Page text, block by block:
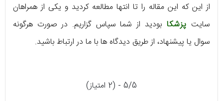
از این که این مقاله را تا انتها مطالعه کردید و یکی از همراهان
سایت پزشکابودید از شما سپاس گزاریم. در صورت هرگونه
سوال یا پیشنهاد، از طریق دیدگاه ها با ما در ارتباط باشید.
5/5 - (2 امتیاز)